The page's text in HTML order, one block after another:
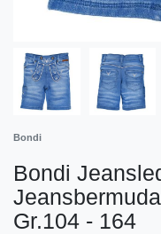
Bondi
Bondi
Gr.104 - 164